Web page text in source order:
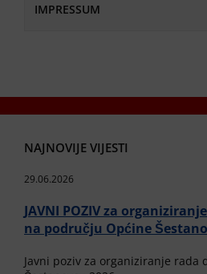
IMPRESSUM
NAJNOVIJE VIJESTI
29.06.2026
JAVNI POZIV za
na području Općine
Javni poziv za organiziranje rada